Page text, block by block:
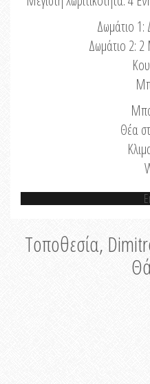
Δωμάτιο 1:
Δωμάτιο 2:
Θέα
Τοποθεσία,